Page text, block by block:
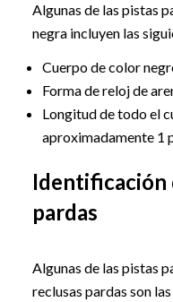
Algunas de las pistas
negra incluyen las
Cuerpo de color
Forma de reloj de
Longitud de todo el
aproximadamente 1
Identificación
pardas
Algunas de las pistas
reclusas pardas son